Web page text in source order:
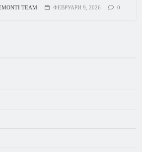
TEAM ФЕВРУАРИ 9, 2026 0